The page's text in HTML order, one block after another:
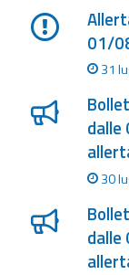
Il progetto
Emilia-
Romagna
Contatti
01/
31
30